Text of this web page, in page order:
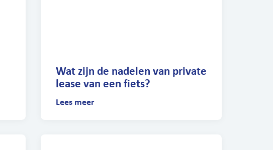
Wat zijn de nadelen van private
lease van een fiets?
Lees meer